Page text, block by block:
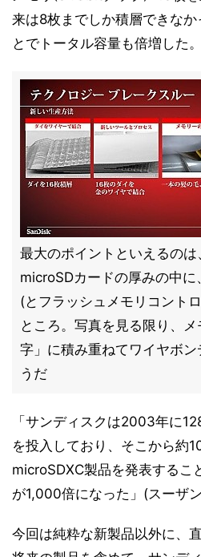
来は8枚までしか積層できな
とでトータル容量も倍増した。
最大のポイントといえるの
microSDカードの厚みの中
(とフラッシュメモリコント
ところ。写真を見る限り、
字」に積み重ねてワイヤボン
うだ
「サンディスクは2003年に
を投入しており、そこから約
microSDXC製品を発表するこ
が1,000倍になった」(スーザ
今回は純粋な新製品以外に、